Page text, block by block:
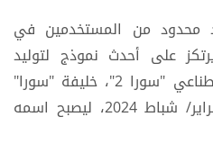
محدود من المستخدمين في
على أحدث نموذج لتوليد
مقاطع الفيديو بالذكاء الاصطناعي "سورا 2"، خليفة "سورا"
الذي طرحته الشركة في فبراير/ شباط 2024، ليصبح اسمه